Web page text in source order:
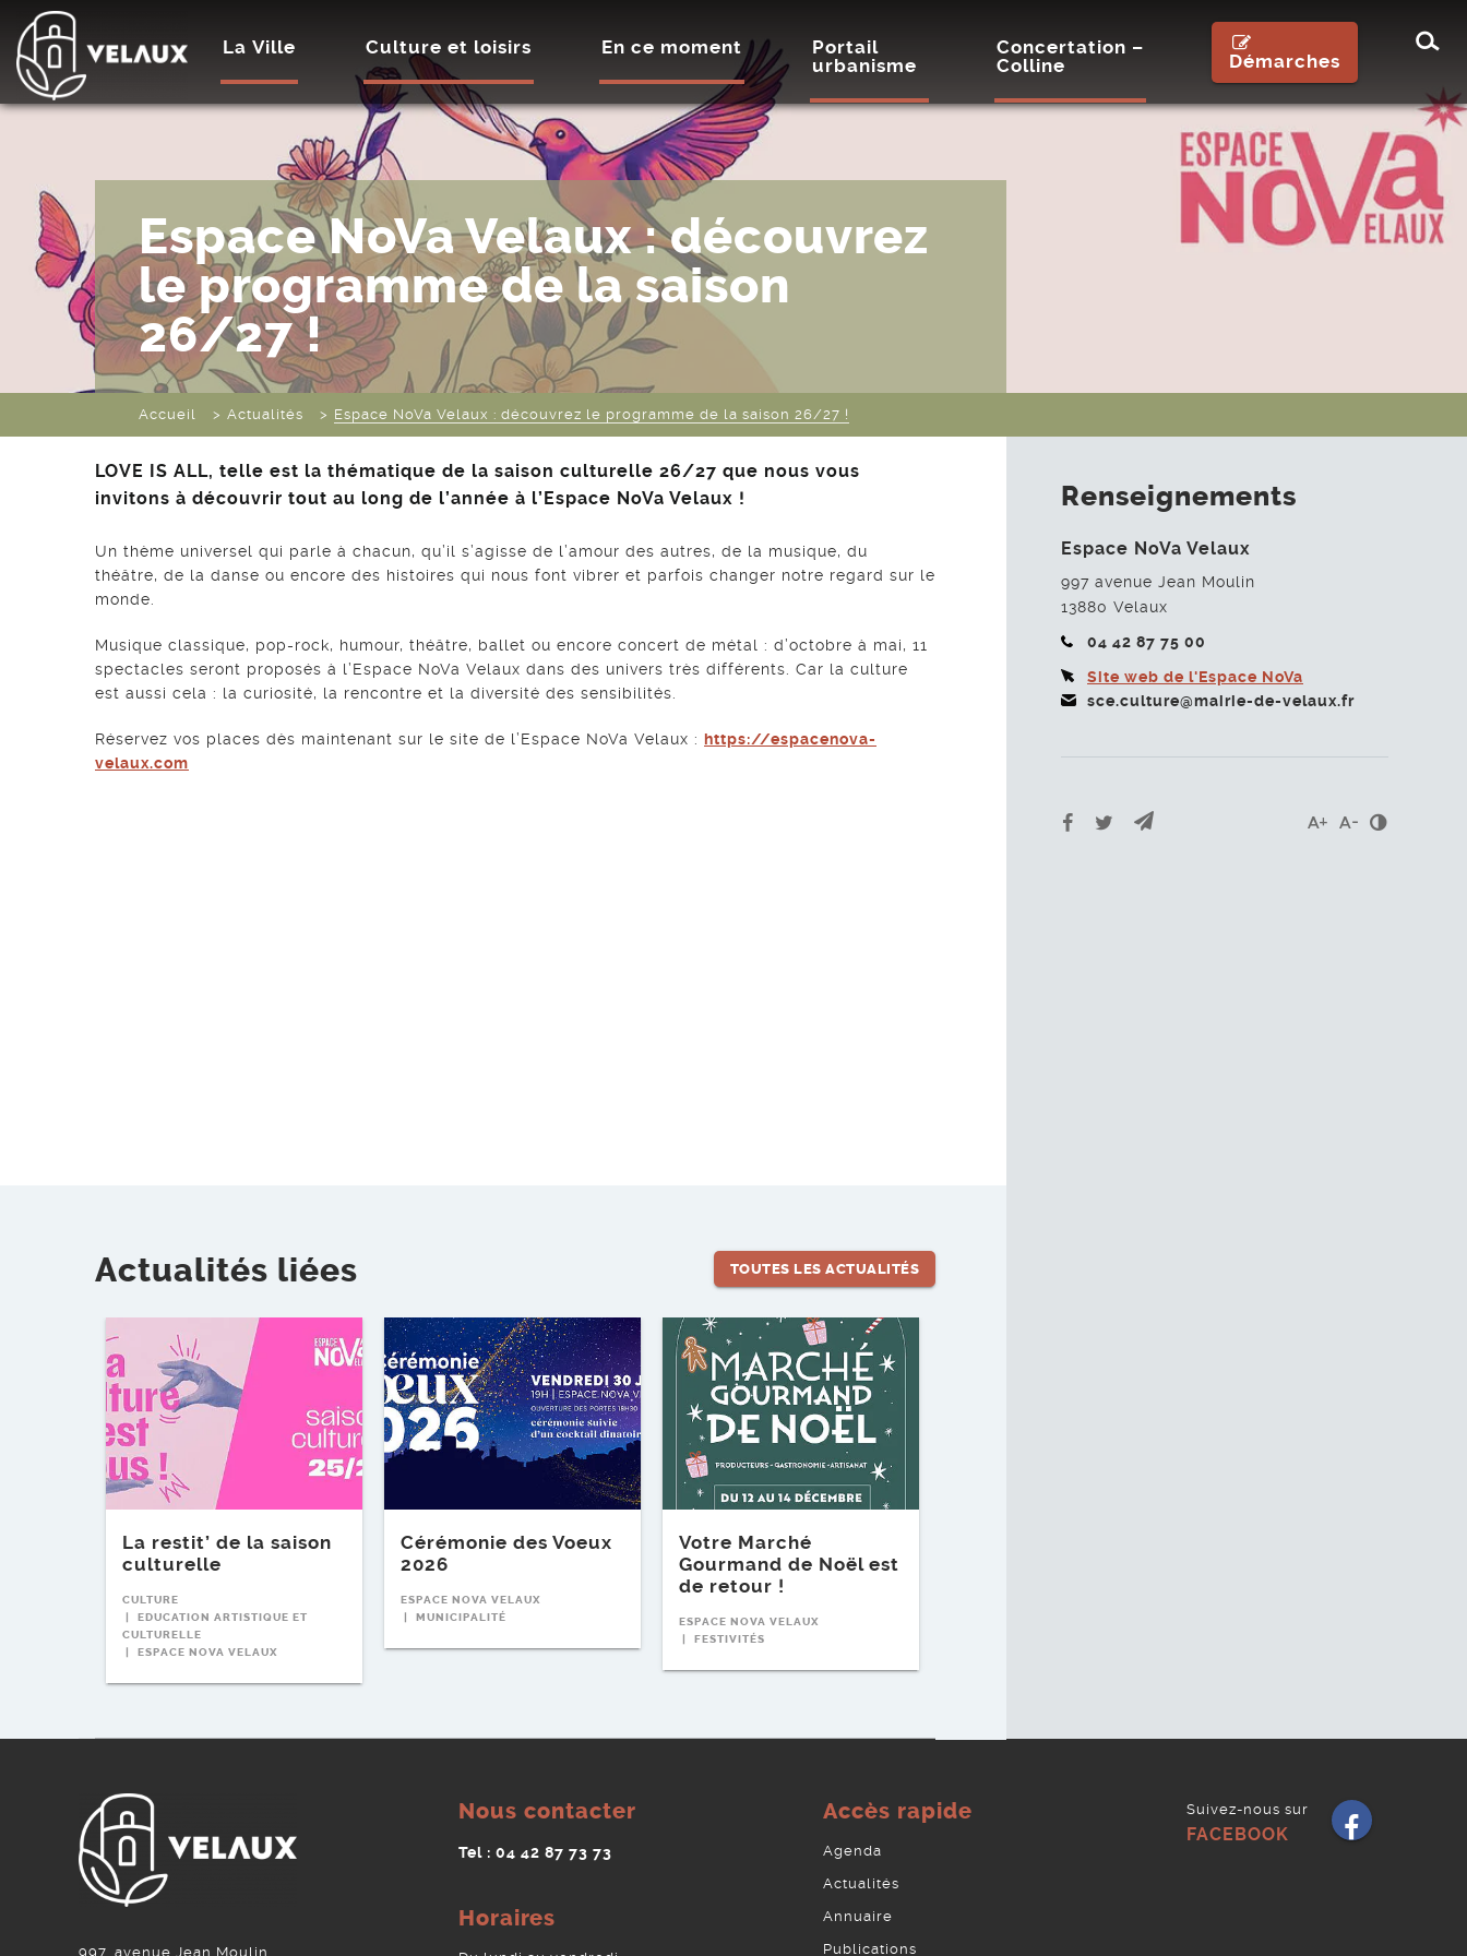
La Ville Culture et loisirs En ce moment
Portail
urbanisme
Concertation –
Colline
Démarches
Espace NoVa Velaux : découvrez
le programme de la saison
26/27 !
Accueil Actualités Espace NoVa Velaux : découvrez le programme de la saison 26/27 !
LOVE IS ALL, telle est la thématique de la saison culturelle 26/27 que nous vous
invitons à découvrir tout au long de l’année à l’Espace NoVa Velaux !
Un thème universel qui parle à chacun, qu’il s’agisse de l’amour des autres, de la musique, du
théâtre, de la danse ou encore des histoires qui nous font vibrer et parfois changer notre regard sur le
monde.
Musique classique, pop-rock, humour, théâtre, ballet ou encore concert de métal : d’octobre à mai, 11
spectacles seront proposés à l’Espace NoVa Velaux dans des univers très différents. Car la culture
est aussi cela : la curiosité, la rencontre et la diversité des sensibilités.
Réservez vos places dès maintenant sur le site de l’Espace NoVa Velaux : https://espacenova-
velaux.com
Renseignements
Espace NoVa Velaux
997 avenue Jean Moulin
13880 Velaux
04 42 87 75 00
Site web de l'Espace NoVa
sce.culture@mairie-de-velaux.fr
Partager sur Facebook
Partager sur Twitter
Envoyer par e-mailAgrandir le texte
Réduire le
Actualités liées TOUTES LES ACTUALITÉS
La restit’ de la saison
culturelle
CULTURE
EDUCATION ARTISTIQUE ET
CULTURELLE
ESPACE NOVA VELAUX
Cérémonie des Voeux
2026
ESPACE NOVA VELAUX
MUNICIPALITÉ
Lire l'article
Votre Marché
Gourmand de Noël est
de retour !
ESPACE NOVA VELAUX
FESTIVITÉS
Lire l'article
997, avenue Jean Moulin
Nous contacter
Tel : 04 42 87 73 73
Horaires
Accès rapide
Agenda
Actualités
Annuaire
Publications
Suivez-nous sur
FACEBOOK